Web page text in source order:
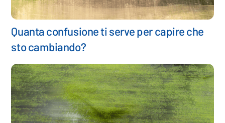
Quanta confusione ti serve per capire che
sto cambiando?